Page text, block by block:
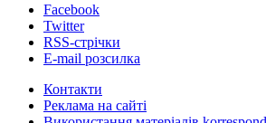
Facebook
Twitter
RSS-стрічки
E-mail розсилка
Контакти
Реклама на сайті